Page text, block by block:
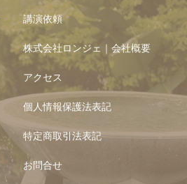
講演依頼
株式会社ロンジェ｜会社概要
アクセス
個人情報保護法表記
特定商取引法表記
お問合せ